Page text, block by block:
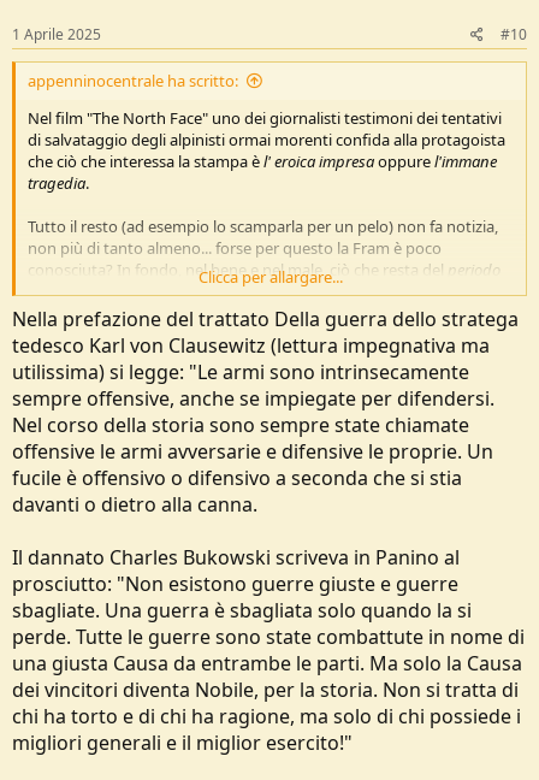
s
:
1 Aprile 2025 #10
appenninocentrale ha scritto:
Nel film "The North Face" uno dei giornalisti testimoni dei tentativi
di salvataggio degli alpinisti ormai morenti confida alla protagoista
che ciò che interessa la stampa èl' eroica impresaoppurel'immane
tragedia.
Tutto il resto (ad esempio lo scamparla per un pelo) non fa notizia,
non più di tanto almeno... forse per questo la Fram è poco
conosciuta? In fondo, nel bene e nel male, ciò che resta del periodo
eroico(e della retorica relativa) non si discosta da questo schema.
@nolby Il mio aggancio alsentimentattuale rispetto alla Natura,
voleva essere un tentativo (impossibile?) di rilettura di questo
passato eroico, sia pure senza tentazioni in stile woke del genere
abbattimento statue e cose simili.
Forse l'unica cosa che si può dire è che se l' autore di unaimpresa
militare o comunque di ribellione armata per una parte in causa è
un eroe e per l'altra parte è un assassino, magari per queste imprese
Clicca per allargare...
Nella prefazione del trattato Della guerra dello stratega
tedesco Karl von Clausewitz (lettura impegnativa ma
utilissima) si legge: "Le armi sono intrinsecamente
sempre offensive, anche se impiegate per difendersi.
Nel corso della storia sono sempre state chiamate
offensive le armi avversarie e difensive le proprie. Un
fucile è offensivo o difensivo a seconda che si stia
davanti o dietro alla canna.
Il dannato Charles Bukowski scriveva in Panino al
prosciutto: "Non esistono guerre giuste e guerre
sbagliate. Una guerra è sbagliata solo quando la si
perde. Tutte le guerre sono state combattute in nome di
una giusta Causa da entrambe le parti. Ma solo la Causa
dei vincitori diventa Nobile, per la storia. Non si tratta di
chi ha torto e di chi ha ragione, ma solo di chi possiede i
migliori generali e il miglior esercito!"